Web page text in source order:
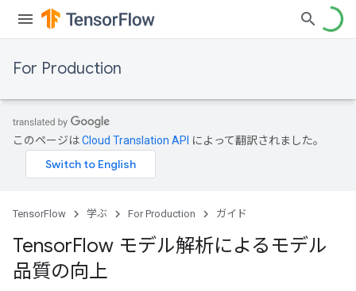
For Production
このページはCloud Translation API によって翻訳されました。
TensorFlow 学ぶ For Production ガイド
TensorFlow モデル解析によるモデル
品質の向上